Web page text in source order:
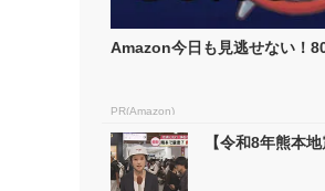
Amazon今日も見逃せない！
PR(Amazon)
【令和8年熊本